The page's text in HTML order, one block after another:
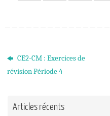
CE2-CM : Exercices de
révision Période 4
Articles récents